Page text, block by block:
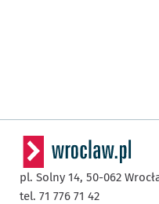
pl. Solny 14, 50-062
tel. 71 776 71 42